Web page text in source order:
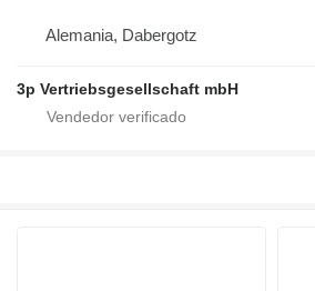
Alemania, Dabergotz
3p Vertriebsgesellschaft mbH